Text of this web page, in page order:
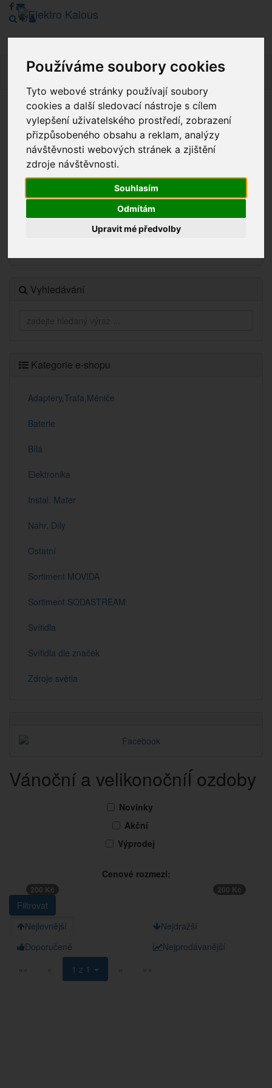
Používáme soubory cookies
Tyto webové stránky používají soubory
cookies a další sledovací nástroje s cílem
vylepšení uživatelského prostředí, zobrazení
přizpůsobeného obsahu a reklam, analýzy
návštěvnosti webových stránek a zjištění
zdroje návštěvnosti.
Souhlasím
Odmítám
Upravit mé předvolby
Vážení zákazníci, v tuto chvíli je Náš internetový obchod v
režimu Katalogu. Objednávky on-line nyní nelze vyřídit.
Děkujeme za pochopení.
Novinky
Vyhledávání
Kategorie e-shopu
Adaptéry,Trafa,Měniče
Baterie
Bílá
Elektronika
Instal. Mater
Náhr. Díly
Ostatní
Sortiment MOVIDA
Sortiment SODASTREAM
Svítidla
Svítidla dle značek
Zdroje světla
Vánoční a velikonočníÍ ozdoby
Novinky
Akční
Výprodej
Cenové rozmezí:
200 Kč 200 Kč
Nejlevnější
Nejdražší
Doporučené
Nejprodávanější
««
« 1 z 1 » »»